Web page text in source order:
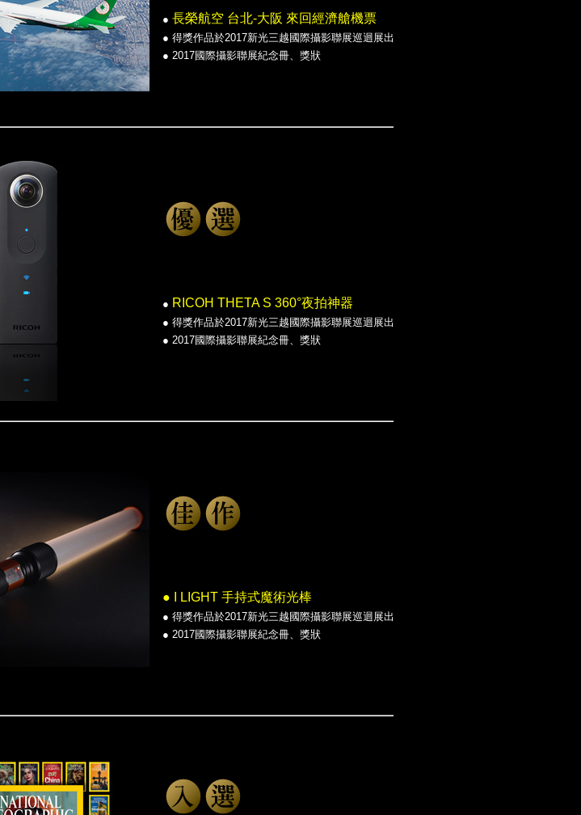
● 長榮航空 台北-大阪 來回經濟艙機票
● 得獎作品於2017新光三越國際攝影聯展巡迴展出
● 2017國際攝影聯展紀念冊、獎狀
● RICOH THETA S 360°夜拍神器
● 得獎作品於2017新光三越國際攝影聯展巡迴展出
● 2017國際攝影聯展紀念冊、獎狀
● I LIGHT 手持式魔術光棒
● 得獎作品於2017新光三越國際攝影聯展巡迴展出
● 2017國際攝影聯展紀念冊、獎狀